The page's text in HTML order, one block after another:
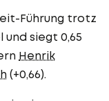
Führung trotz
siegt 0,65
Henrik
(+0,66).